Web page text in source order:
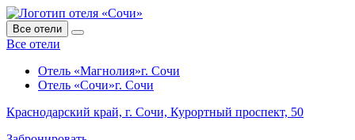
Все отели
Все отели
Отель «Магнолия»г. Сочи
Отель «Сочи»г. Сочи
Краснодарский край, г. Сочи, Курортный проспект, 50